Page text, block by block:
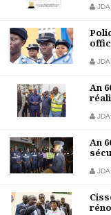
JDA
JDA
An
JDA
An
JDA